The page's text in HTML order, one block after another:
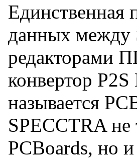
Единственная
данных между
редакторами
конвертор
называется
SPECCTRA
PCBoards, но